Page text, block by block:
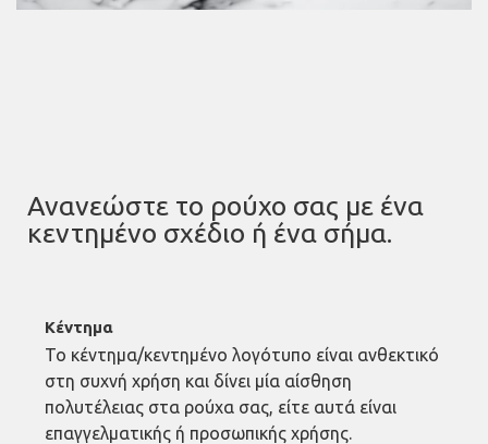
Ανανεώστε το ρούχο σας με ένα
κεντημένο σχέδιο ή ένα σήμα.
Κέντημα
Το κέντημα/κεντημένο λογότυπο είναι ανθεκτικό
στη συχνή χρήση και δίνει μία αίσθηση
πολυτέλειας στα ρούχα σας, είτε αυτά είναι
επαγγελματικής ή προσωπικής χρήσης.